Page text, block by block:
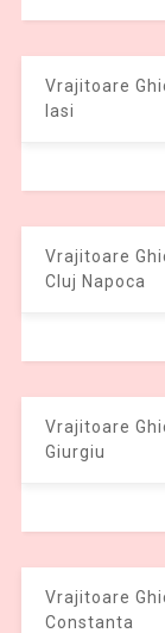
Vrajitoare
Iasi
Vrajitoare
Cluj Napoca
Vrajitoare
Giurgiu
Vrajitoare
Constanta